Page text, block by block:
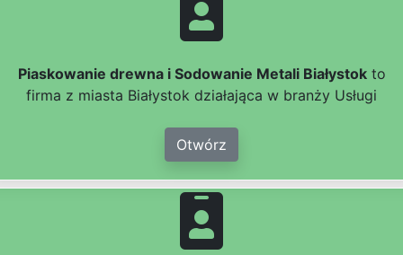
Piaskowanie drewna i Sodowanie Metali Białystokto
firma z miasta Białystok działająca w branży Usługi
Otwórz